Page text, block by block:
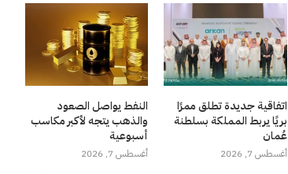
اتفاقية جديدة تطلق ممرًا
بريًا يربط المملكة بسلطنة
عُمان
أغسطس 7, 2026
النفط يواصل الصعود
والذهب يتجه لأكبر مكاسب
أسبوعية
أغسطس 7, 2026